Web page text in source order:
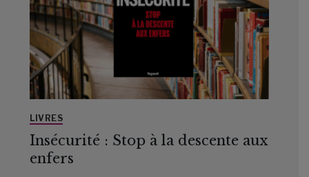
LIVRES
Insécurité : Stop à la descente aux
enfers